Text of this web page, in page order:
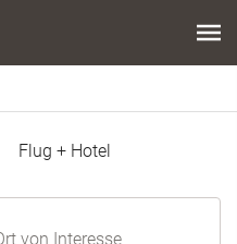
Flug + Hotel